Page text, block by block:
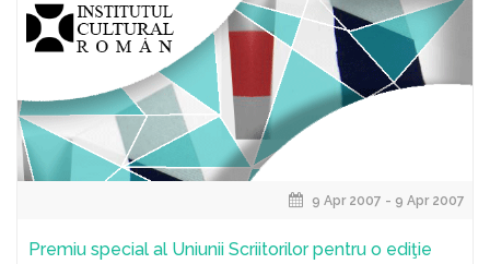
9 Apr 2007 - 9 Apr 2007
Premiu special al Uniunii Scriitorilor pentru o ediţie